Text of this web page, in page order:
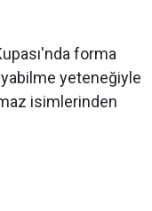
forma
yeteneğiyle
isimlerinden